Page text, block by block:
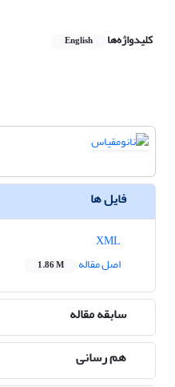
کلیدواژه‌ها English
فایل ها
اصل مقاله
1.86 M
سابقه مقاله
هم رسانی